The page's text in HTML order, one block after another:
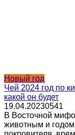
Новый год
Чей 2024 год по
какой он будет
19.04.20230541
В Восточной
животным и